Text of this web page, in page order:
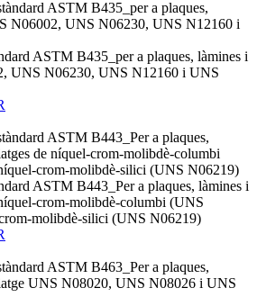
ASTM B435_per a plaques, làmines i
UNS N06230, UNS N12160 i UNS
ASTM B443_Per a plaques, làmines i
crom-molibdè-columbi (UNS
molibdè-silici (UNS N06219)